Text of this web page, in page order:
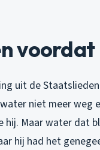
uit de
niet meer weg
hij. Maar water dat
hij had het